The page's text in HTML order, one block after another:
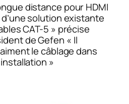
distance pour HDMI
solution existante
CAT-5 » précise
de Gefen « Il
le câblage dans
»